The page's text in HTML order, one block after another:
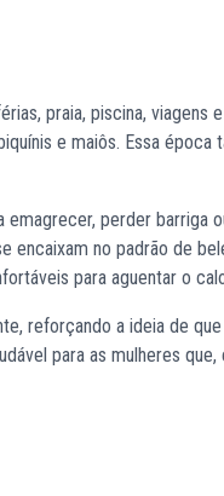
praia, piscina, viagens
e maiôs. Essa época
perder barriga
encaixam no padrão de
para aguentar o
reforçando a ideia de
para as mulheres que,